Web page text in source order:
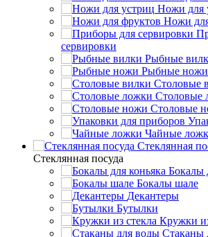
Ножи для
Ножи
сервировки
Рыбные
Рыбные ножи
Столовые
Столовые
Столовые
Чайные
Стеклянная
Стеклянная посуда
Бокалы
Бокалы шале
Декантеры
Бутылки
Кружки
Стаканы